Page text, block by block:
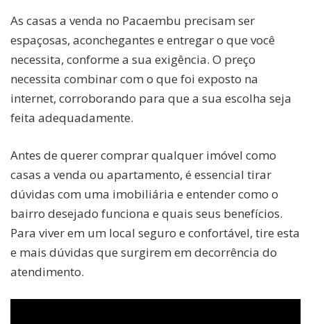
As casas a venda no Pacaembu precisam ser
espaçosas, aconchegantes e entregar o que você
necessita, conforme a sua exigência. O preço
necessita combinar com o que foi exposto na
internet, corroborando para que a sua escolha seja
feita adequadamente.
Antes de querer comprar qualquer imóvel como
casas a venda ou apartamento, é essencial tirar
dúvidas com uma imobiliária e entender como o
bairro desejado funciona e quais seus benefícios.
Para viver em um local seguro e confortável, tire esta
e mais dúvidas que surgirem em decorrência do
atendimento.